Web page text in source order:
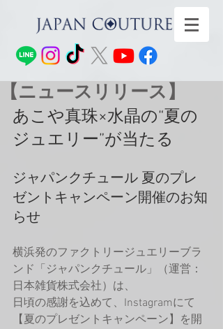
【ニュースリリース】
あこや真珠×水晶の“夏の
ジュエリー”が当たる
ジャパンクチュール 夏のプレ
ゼントキャンペーン開催のお知
らせ
横浜発のファクトリージュエリーブラ
ンド「ジャパンクチュール」（運営：
日本雑貨株式会社）は、
日頃の感謝を込めて、Instagramにて
【夏のプレゼントキャンペーン】を開